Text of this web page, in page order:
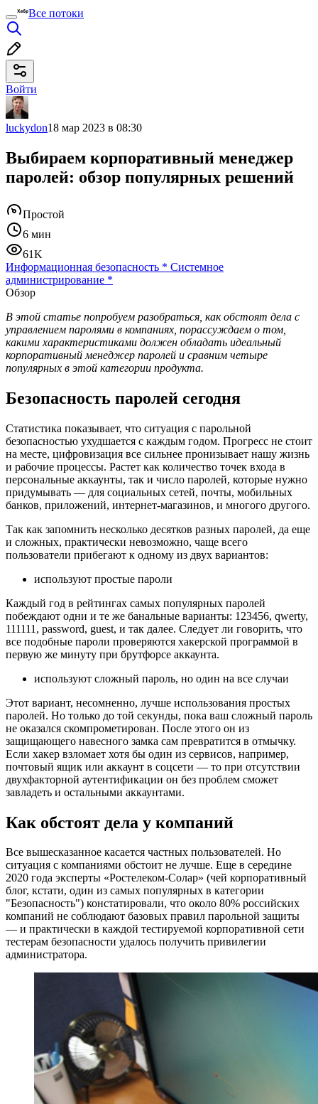
Все потоки
Войти
luckydon18 мар 2023 в 08:30
Выбираем корпоративный менеджер
паролей: обзор популярных решений
Простой
6 мин
61K
Информационная безопасность * Системное
администрирование *
Обзор
В этой статье попробуем разобраться, как обстоят дела с
управлением паролями в компаниях, порассуждаем о том,
какими характеристиками должен обладать идеальный
корпоративный менеджер паролей и сравним четыре
популярных в этой категории продукта.
Безопасность паролей сегодня
Статистика показывает, что ситуация с парольной
безопасностью ухудшается с каждым годом. Прогресс не стоит
на месте, цифровизация все сильнее пронизывает нашу жизнь
и рабочие процессы. Растет как количество точек входа в
персональные аккаунты, так и число паролей, которые нужно
придумывать — для социальных сетей, почты, мобильных
банков, приложений, интернет-магазинов, и многого другого.
Так как запомнить несколько десятков разных паролей, да еще
и сложных, практически невозможно, чаще всего
пользователи прибегают к одному из двух вариантов:
используют простые пароли
Каждый год в рейтингах самых популярных паролей
побеждают одни и те же банальные варианты: 123456, qwerty,
111111, password, guest, и так далее. Следует ли говорить, что
все подобные пароли проверяются хакерской программой в
первую же минуту при брутфорсе аккаунта.
используют сложный пароль, но один на все случаи
Этот вариант, несомненно, лучше использования простых
паролей. Но только до той секунды, пока ваш сложный пароль
не оказался скомпрометирован. После этого он из
защищающего навесного замка сам превратится в отмычку.
Если хакер взломает хотя бы один из сервисов, например,
почтовый ящик или аккаунт в соцсети — то при отсутствии
двухфакторной аутентификации он без проблем сможет
завладеть и остальными аккаунтами.
Как обстоят дела у компаний
Все вышесказанное касается частных пользователей. Но
ситуация с компаниями обстоит не лучше. Еще в середине
2020 года эксперты «Ростелеком-Солар» (чей корпоративный
блог, кстати, один из самых популярных в категории
"Безопасность") констатировали, что около 80% российских
компаний не соблюдают базовых правил парольной защиты
— и практически в каждой тестируемой корпоративной сети
тестерам безопасности удалось получить привилегии
администратора.